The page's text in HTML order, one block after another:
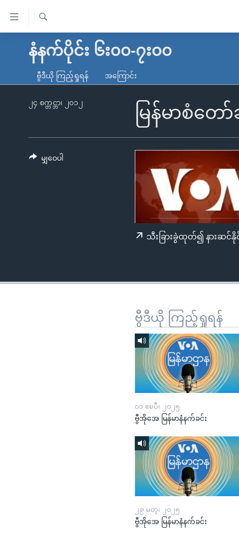
လွယ်ကူ
သည့်
ကျော်
မူလစာမျက်နှာ
ကမ္ဘာ့သတင်းများ
နိုင်ငံတကာ
တရုတ်
အစ္စရေး-ပါလက်စတိုင်း
ရပ်ဝန်းတခု လမ်းတခု အလွန်
အင်္ဂလိပ်စာလေ့လာမယ်
ရ
လာ
နံနက်ပိုင်း ၆း၀၀-၇း၀၀
ဗွီဒီယို ကြည့်ရှုရန် အကြောင်း
မြန်မာစံတေ
၂၄ စက္တင္ဘာ၊ ၂၀၁၂
သီးခြားခွဲထုတ်၍ နားဆင်
မျှဝေပါ
ဗွီဒီယို ကြည့်ရှုရန်
၀၁ ဧၿပီ၊ ၂၀၂၅
ဗွီအိုအေ မြန်မာနံနက်ခင်း
၂၉ မတ္၊ ၂၀၂၅
ဗွီအိုအေ မြန်မာနံနက်ခင်း